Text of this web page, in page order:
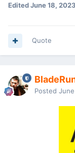
EditedJune 18, 2023
Quote
Posted